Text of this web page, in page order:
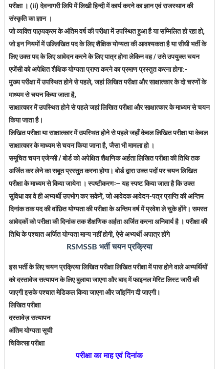
परीक्षा । (ii) देवनागरी लिपि में लिखी हिन्दी में कार्य करने का ज्ञान एवं राजस्थान की
संस्कृति का ज्ञान ।
जो व्यक्ति पाठ्यक्रम के अंतिम वर्ष की परीक्षा में उपस्थित हुआ है या सम्मिलित हो रहा हो,
जो इन नियमों में उल्लिखित पद के लिए शैक्षिक योग्यता की आवश्यकता है या सीधी भर्ती के
लिए उक्त पद के लिए आवेदन करने के लिए पात्र होगा लेकिन वह / उसे उपयुक्त चयन
एजेंसी को अपेक्षित शैक्षिक योग्यता प्राप्त करने का प्रमाण प्रस्तुत करना होगा:-
मुख्य परीक्षा में उपस्थित होने से पहले, जहां लिखित परीक्षा और साक्षात्कार के दो चरणों के
माध्यम से चयन किया जाता है,
साक्षात्कार में उपस्थित होने से पहले जहां लिखित परीक्षा और साक्षात्कार के माध्यम से चयन
किया जाता है।
लिखित परीक्षा या साक्षात्कार में उपस्थित होने से पहले जहाँ केवल लिखित परीक्षा या केवल
साक्षात्कार के माध्यम से चयन किया जाना है, जैसा भी मामला हो ।
समूचित चयन एजेन्सी / बोर्ड को अपेक्षित शैक्षणिक अर्हता लिखित परीक्षा की तिथि तक
अर्जित कर लेने का सबूत प्रस्तुत करना होगा। बोर्ड द्वारा उक्त पदों पर चयन लिखित
परीक्षा के माध्यम से किया जायेगा । स्पष्टीकरणः– यह स्पष्ट किया जाता है कि उक्त
सुविधा का वे ही अभ्यर्थी उपभोग कर सकेगें, जो आवेदक आवेदन-पत्र प्राप्ति की अन्तिम
दिनांक तक पद की वांछित योग्यता की परीक्षा के अन्तिम वर्ष में प्रवेश ले चुके होंगे। समस्त
आवेदकों को परीक्षा की दिनांक तक शैक्षणिक अर्हता अर्जित करना अनिवार्य है । परीक्षा की
तिथि के पश्चात अर्जित योग्यता मान्य नहीं होगी, ऐसे अभ्यर्थी अपात्र होंगे
RSMSSB भर्ती चयन प्रक्रिया
इस भर्ती के लिए चयन प्रक्रिया लिखित परीक्षा लिखित परीक्षा में पास होने वाले अभ्यर्थियों
को दस्तावेज सत्यापन के लिए बुलाया जाएगा और बाद में फाइनल मेरिट लिस्ट जारी की
जाएगी इसके पश्चात मेडिकल किया जाएगा और जॉइनिंग दी जाएगी।
लिखित परीक्षा
दस्तावेज़ सत्यापन
अंतिम योग्यता सूची
चिकित्सा परीक्षा
परीक्षा का माह एवं दिनांक